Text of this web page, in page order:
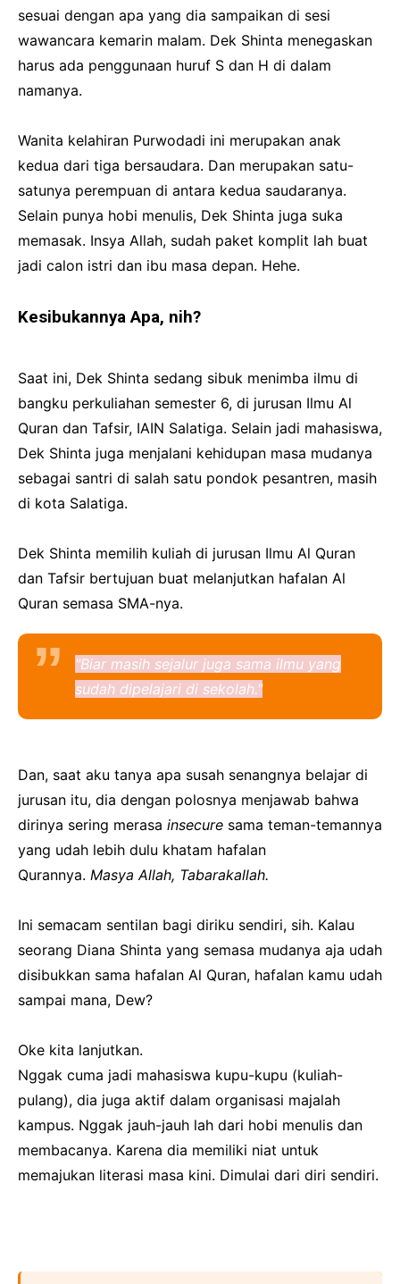
sesuai dengan apa yang dia sampaikan di sesi
wawancara kemarin malam. Dek Shinta menegaskan
harus ada penggunaan huruf S dan H di dalam
namanya.
Wanita kelahiran Purwodadi ini merupakan anak
kedua dari tiga bersaudara. Dan merupakan satu-
satunya perempuan di antara kedua saudaranya.
Selain punya hobi menulis, Dek Shinta juga suka
memasak. Insya Allah, sudah paket komplit lah buat
jadi calon istri dan ibu masa depan. Hehe.
Kesibukannya Apa, nih?
Saat ini, Dek Shinta sedang sibuk menimba ilmu di
bangku perkuliahan semester 6, di jurusan Ilmu Al
Quran dan Tafsir, IAIN Salatiga. Selain jadi mahasiswa,
Dek Shinta juga menjalani kehidupan masa mudanya
sebagai santri di salah satu pondok pesantren, masih
di kota Salatiga.
Dek Shinta memilih kuliah di jurusan Ilmu Al Quran
dan Tafsir bertujuan buat melanjutkan hafalan Al
Quran semasa SMA-nya.
"Biar masih sejalur juga sama ilmu yang
sudah dipelajari di sekolah."
Dan, saat aku tanya apa susah senangnya belajar di
jurusan itu, dia dengan polosnya menjawab bahwa
dirinya sering merasa insecure sama teman-temannya
yang udah lebih dulu khatam hafalan
Qurannya. Masya Allah, Tabarakallah.
Ini semacam sentilan bagi diriku sendiri, sih. Kalau
seorang Diana Shinta yang semasa mudanya aja udah
disibukkan sama hafalan Al Quran, hafalan kamu udah
sampai mana, Dew?
Oke kita lanjutkan.
Nggak cuma jadi mahasiswa kupu-kupu (kuliah-
pulang), dia juga aktif dalam organisasi majalah
kampus. Nggak jauh-jauh lah dari hobi menulis dan
membacanya. Karena dia memiliki niat untuk
memajukan literasi masa kini. Dimulai dari diri sendiri.